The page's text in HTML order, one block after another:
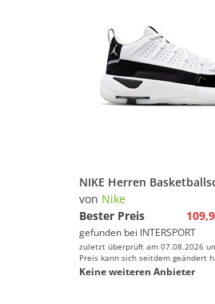
von Nike
Bester Preis
gefunden bei INTERSPORT
zuletzt überprüft am 07.08.2026
Preis kann sich seitdem geändert
Keine weiteren Anbieter